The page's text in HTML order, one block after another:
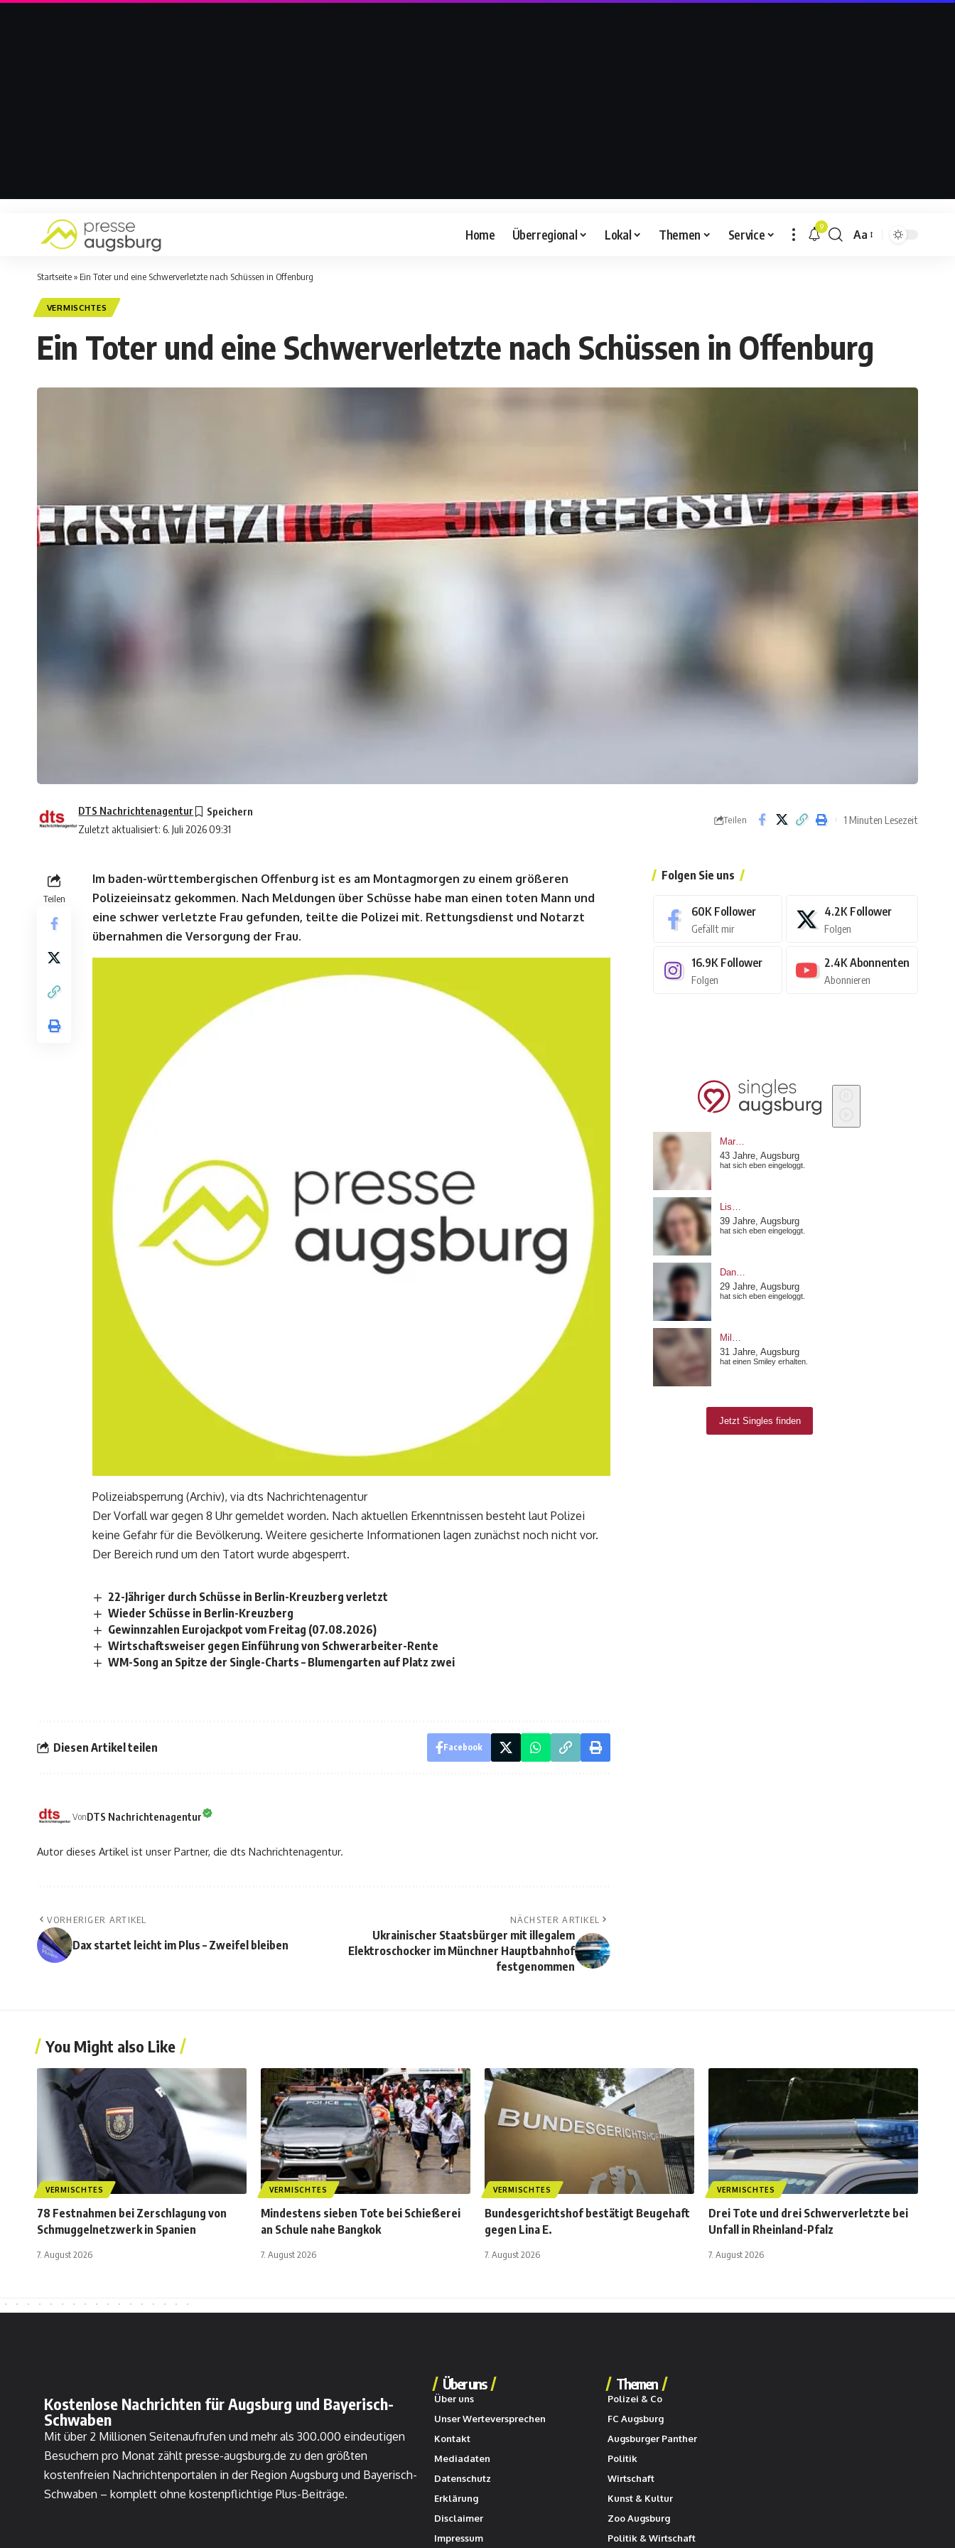
Home Überregional Lokal Themen Service 9
Aa
Startseite» Ein Toter und eine Schwerverletzte nach Schüssen in Offenburg
VERMISCHTES
Ein Toter und eine Schwerverletzte nach Schüssen in Offenburg
Zuletzt aktualisiert: 6. Juli 2026 09:31
DTS Nachrichtenagentur
Teilen 1 Minuten Lesezeit
Teilen
Im baden-württembergischen Offenburg ist es am Montagmorgen zu einem größeren
Polizeieinsatz gekommen. Nach Meldungen über Schüsse habe man einen toten Mann und
eine schwer verletzte Frau gefunden, teilte die Polizei mit. Rettungsdienst und Notarzt
übernahmen die Versorgung der Frau.
Polizeiabsperrung (Archiv), via dts Nachrichtenagentur
Der Vorfall war gegen 8 Uhr gemeldet worden. Nach aktuellen Erkenntnissen besteht laut Polizei
keine Gefahr für die Bevölkerung. Weitere gesicherte Informationen lagen zunächst noch nicht vor.
Der Bereich rund um den Tatort wurde abgesperrt.
22-Jähriger durch Schüsse in Berlin-Kreuzberg verletzt
Wieder Schüsse in Berlin-Kreuzberg
Gewinnzahlen Eurojackpot vom Freitag (07.08.2026)
Wirtschaftsweiser gegen Einführung von Schwerarbeiter-Rente
WM-Song an Spitze der Single-Charts – Blumengarten auf Platz zwei
Diesen Artikel teilen Facebook
VonDTS Nachrichtenagentur
Autor dieses Artikel ist unser Partner, die dts Nachrichtenagentur.
VORHERIGER ARTIKEL
Dax startet leicht im Plus – Zweifel bleiben
NÄCHSTER ARTIKEL
Ukrainischer Staatsbürger mit illegalem
Elektroschocker im Münchner Hauptbahnhof
festgenommen
Folgen Sie uns
60K Follower
Gefällt mir
4.2K Follower
Folgen
16.9K Follower
Folgen
2.4K Abonnenten
Abonnieren
You Might also Like
VERMISCHTES
78 Festnahmen bei Zerschlagung von
Schmuggelnetzwerk in Spanien
7. August 2026
VERMISCHTES
Mindestens sieben Tote bei Schießerei
an Schule nahe Bangkok
7. August 2026
VERMISCHTES
Bundesgerichtshof bestätigt Beugehaft
gegen Lina E.
7. August 2026
VERMISCHTES
Drei Tote und drei Schwerverletzte bei
Unfall in Rheinland-Pfalz
7. August 2026
Kostenlose Nachrichten für Augsburg und Bayerisch-
Schwaben
Mit über 2 Millionen Seitenaufrufen und mehr als 300.000 eindeutigen
Besuchern pro Monat zählt presse-augsburg.de zu den größten
kostenfreien Nachrichtenportalen in der Region Augsburg und Bayerisch-
Schwaben – komplett ohne kostenpflichtige Plus-Beiträge.
Über uns
Über uns
Unser Werteversprechen
Kontakt
Mediadaten
Datenschutz
Erklärung
Disclaimer
Impressum
Themen
Polizei & Co
FC Augsburg
Augsburger Panther
Politik
Wirtschaft
Kunst & Kultur
Zoo Augsburg
Politik & Wirtschaft